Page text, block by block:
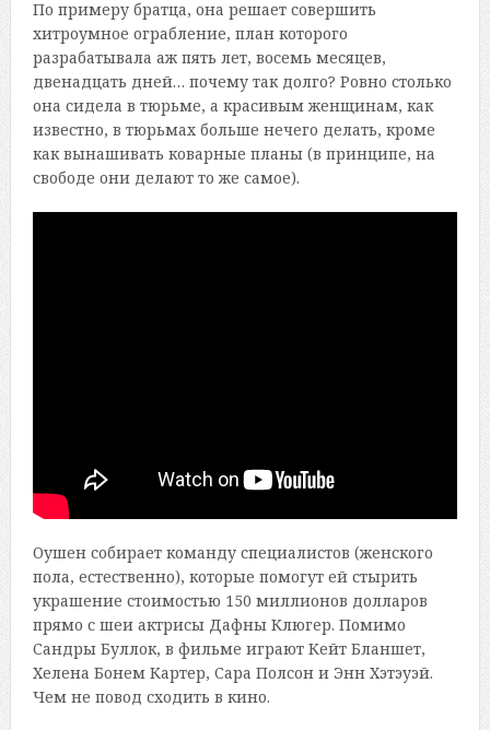
По примеру братца, она решает совершить
хитроумное ограбление, план которого
разрабатывала аж пять лет, восемь месяцев,
двенадцать дней… почему так долго? Ровно столько
она сидела в тюрьме, а красивым женщинам, как
известно, в тюрьмах больше нечего делать, кроме
как вынашивать коварные планы (в принципе, на
свободе они делают то же самое).
Оушен собирает команду специалистов (женского
пола, естественно), которые помогут ей стырить
украшение стоимостью 150 миллионов долларов
прямо с шеи актрисы Дафны Клюгер. Помимо
Сандры Буллок, в фильме играют Кейт Бланшет,
Хелена Бонем Картер, Сара Полсон и Энн Хэтэуэй.
Чем не повод сходить в кино.